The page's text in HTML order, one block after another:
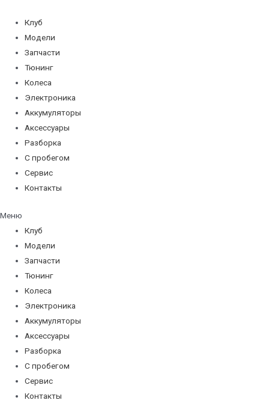
содержимому
Клуб
Модели
Запчасти
Тюнинг
Колеса
Электроника
Аккумуляторы
Аксессуары
Разборка
С пробегом
Сервис
Контакты
Меню
Клуб
Модели
Запчасти
Тюнинг
Колеса
Электроника
Аккумуляторы
Аксессуары
Разборка
С пробегом
Сервис
Контакты